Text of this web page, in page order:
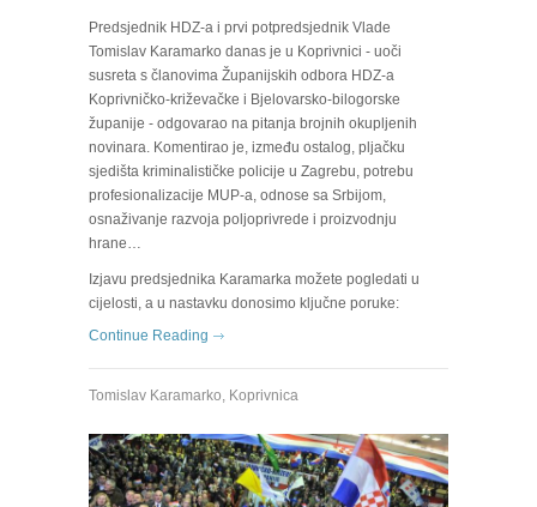
Predsjednik HDZ-a i prvi potpredsjednik Vlade
Tomislav Karamarko danas je u Koprivnici - uoči
susreta s članovima Županijskih odbora HDZ-a
Koprivničko-križevačke i Bjelovarsko-bilogorske
županije - odgovarao na pitanja brojnih okupljenih
novinara. Komentirao je, između ostalog, pljačku
sjedišta kriminalističke policije u Zagrebu, potrebu
profesionalizacije MUP-a, odnose sa Srbijom,
osnaživanje razvoja poljoprivrede i proizvodnju
hrane…
Izjavu predsjednika Karamarka možete pogledati u
cijelosti, a u nastavku donosimo ključne poruke:
Continue Reading
Tomislav Karamarko, Koprivnica